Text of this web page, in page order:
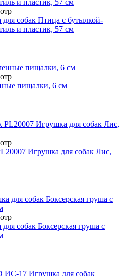
собак Птица с бутылкой-
и пластик, 57 см
пищалки, 6 см
Игрушка для собак Лис,
собак Боксерская груша с